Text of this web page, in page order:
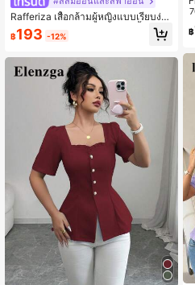
Rafferiza เสื้อกล้ามผู้หญิงแบบเรียบง่า
ยอเนกประสงค์ มีสายคล้องคอ เสื้อแขน
กุด กระดุมปลอมมุก เอวรัด ทรงพอดีตัว,
งผ้าเนื้อทีดลาย ปาลีบลู ฤดูร้อนใหม่
฿193 -12% ฿